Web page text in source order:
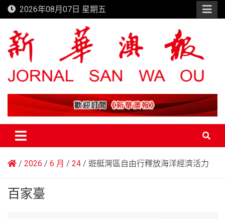
Skip
to
content
2026年08月07日 星期五
新華澳報
2026 6 月 24 遊艇灣區自由行釋放海洋經濟活力
百家臺